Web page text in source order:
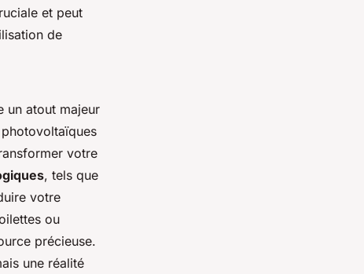
et peut
de
un atout majeur
photovoltaïques
votre
, tels que
votre
ou
précieuse.
une réalité